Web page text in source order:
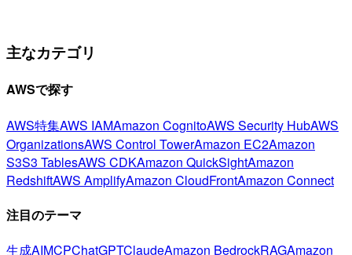
主なカテゴリ
AWSで探す
AWS特集AWS IAMAmazon CognitoAWS Security HubAWS
OrganizationsAWS Control TowerAmazon EC2Amazon
S3S3 TablesAWS CDKAmazon QuickSightAmazon
RedshiftAWS AmplifyAmazon CloudFrontAmazon Connect
注目のテーマ
生成AIMCPChatGPTClaudeAmazon BedrockRAGAmazon